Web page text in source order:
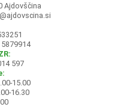
Ajdovščina
5879914
597
15.00
16.30